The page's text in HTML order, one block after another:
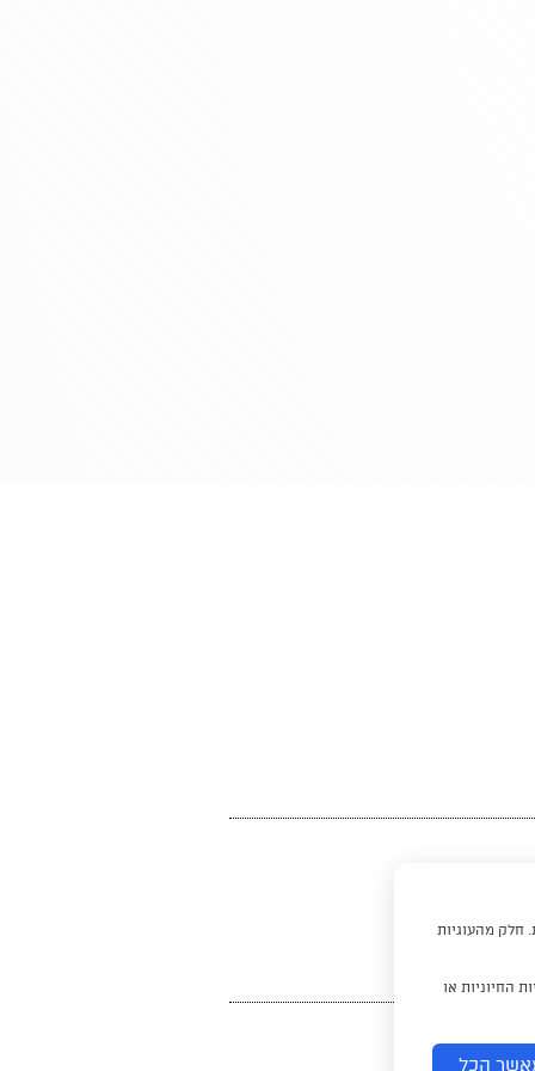
חלק מהעוגיות
החיוניות או
הכל